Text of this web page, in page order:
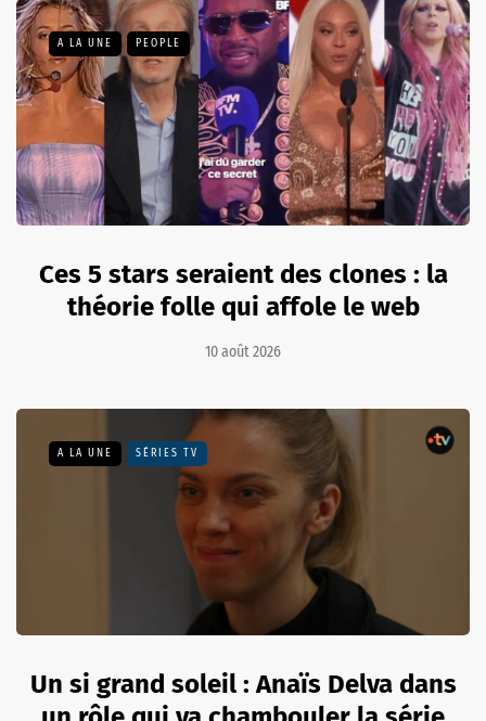
A LA UNE PEOPLE
Ces 5 stars seraient des clones : la
théorie folle qui affole le web
10 août 2026
A LA UNE SÉRIES TV
Un si grand soleil : Anaïs Delva dans